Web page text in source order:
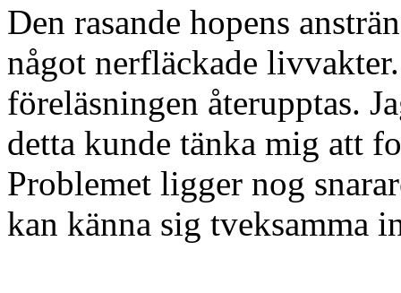
Den rasande hopens
något nerfläckade
föreläsningen återupptas.
detta kunde tänka mig att
Problemet ligger nog
kan känna sig tveksamma